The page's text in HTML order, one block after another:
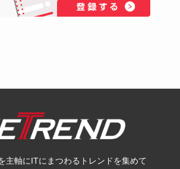
主軸にITにまつわるトレンドを集めて